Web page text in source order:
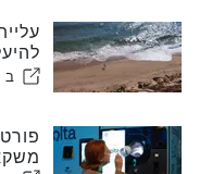
ב